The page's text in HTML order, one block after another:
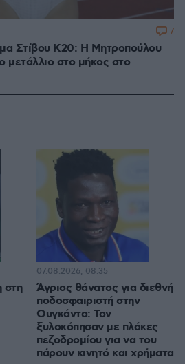
Στίβου Κ20: Η Μητροπούλου
μετάλλιο στο μήκος στο
7
στη
Άγριος θάνατος για διεθνή
ποδοσφαιριστή στην
Ουγκάντα: Τον
ξυλοκόπησαν με πλάκες
πεζοδρομίου για να του
πάρουν κινητό και χρήματα
07.08.2026, 08:35